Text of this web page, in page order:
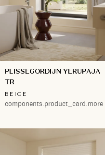
PLISSEGORDIJN YERUPAJA
TR
BEIGE
components.product_card.more.2